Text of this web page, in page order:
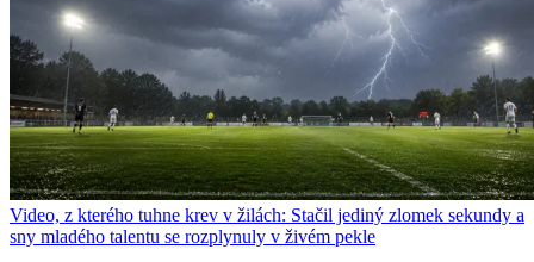
Video, z kterého tuhne krev v žilách: Stačil jediný zlomek sekundy a
sny mladého talentu se rozplynuly v živém pekle